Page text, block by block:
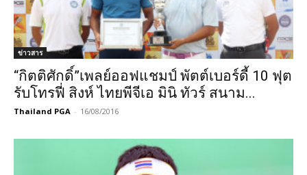
ข่าวสาร
“กิตติศักดิ์”เพลย์ออฟแชมป์ พัตต์เบอร์ดี้ 10 ฟุต
รับโทรฟี่ สิงห์ ไทยพีจีเอ มินิ ทัวร์ สนาม...
Thailand PGA - 16/08/2016